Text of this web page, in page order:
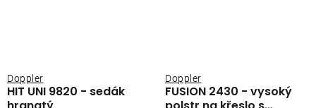
HIT UNI 9820 - sedák
Doppler
FUSION 2430 - vysoký
Doppler